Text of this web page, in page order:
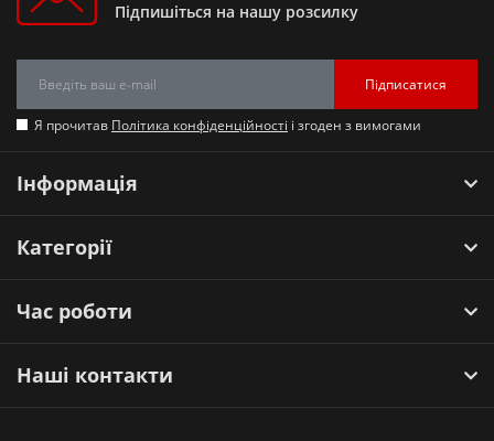
Підпишіться на нашу розсилку
Підписатися
Я прочитав Політика конфіденційності і згоден з вимогами
Інформація
Категорії
Час роботи
Наші контакти